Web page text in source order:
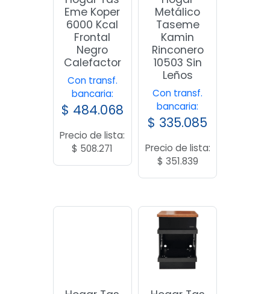
Hogar Tas
Eme Koper
6000 Kcal
Frontal
Negro
Calefactor
Con transf.
bancaria:
$
Precio de lista:
Hogar
Metálico
Taseme
Kamin
Rinconero
10503 Sin
Leños
Con transf.
bancaria:
$ 335.085
Precio de lista: